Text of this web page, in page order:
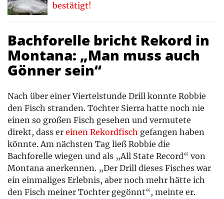
bestätigt!
Bachforelle bricht Rekord in
Montana: „Man muss auch
Gönner sein“
Nach über einer Viertelstunde Drill konnte Robbie
den Fisch stranden. Tochter Sierra hatte noch nie
einen so großen Fisch gesehen und vermutete
direkt, dass er einen Rekordfisch gefangen haben
könnte. Am nächsten Tag ließ Robbie die
Bachforelle wiegen und als „All State Record“ von
Montana anerkennen. „Der Drill dieses Fisches war
ein einmaliges Erlebnis, aber noch mehr hätte ich
den Fisch meiner Tochter gegönnt“, meinte er.